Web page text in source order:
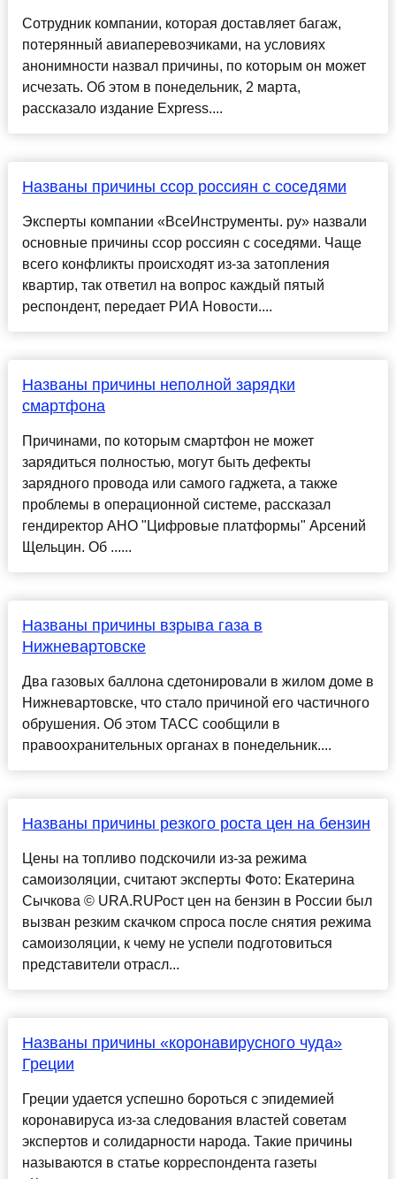
Сотрудник компании, которая доставляет багаж,
потерянный авиаперевозчиками, на условиях
анонимности назвал причины, по которым он может
исчезать. Об этом в понедельник, 2 марта,
рассказало издание Express....
Названы причины ссор россиян с соседями
Эксперты компании «ВсеИнструменты. ру» назвали
основные причины ссор россиян с соседями. Чаще
всего конфликты происходят из-за затопления
квартир, так ответил на вопрос каждый пятый
респондент, передает РИА Новости....
Названы причины неполной зарядки
смартфона
Причинами, по которым смартфон не может
зарядиться полностью, могут быть дефекты
зарядного провода или самого гаджета, а также
проблемы в операционной системе, рассказал
гендиректор АНО "Цифровые платформы" Арсений
Щельцин. Об ......
Названы причины взрыва газа в
Нижневартовске
Два газовых баллона сдетонировали в жилом доме в
Нижневартовске, что стало причиной его частичного
обрушения. Об этом ТАСС сообщили в
правоохранительных органах в понедельник....
Названы причины резкого роста цен на бензин
Цены на топливо подскочили из-за режима
самоизоляции, считают эксперты Фото: Екатерина
Сычкова © URA.RUРост цен на бензин в России был
вызван резким скачком спроса после снятия режима
самоизоляции, к чему не успели подготовиться
представители отрасл...
Названы причины «коронавирусного чуда»
Греции
Греции удается успешно бороться с эпидемией
коронавируса из-за следования властей советам
экспертов и солидарности народа. Такие причины
называются в статье корреспондента газеты